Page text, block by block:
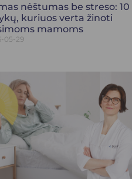
nėštumas be streso: 10
kuriuos verta žinoti
mamoms
05-29